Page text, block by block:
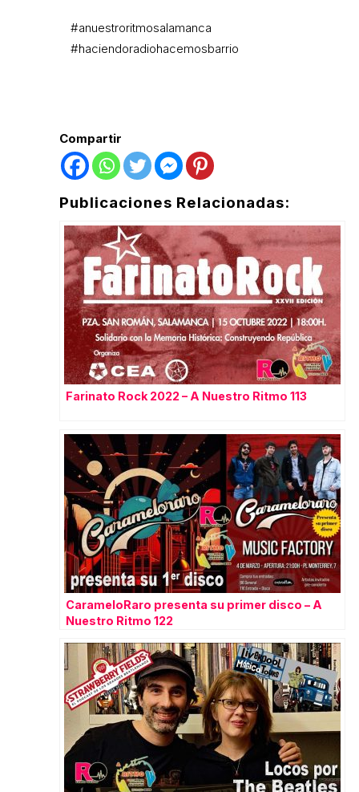
#anuestroritmosalamanca
#haciendoradiohacemosbarrio
Compartir
Publicaciones Relacionadas:
Farinato Rock 2022 – A Nuestro Ritmo 113
CarameloRaro presenta su primer disco – A
Nuestro Ritmo 122